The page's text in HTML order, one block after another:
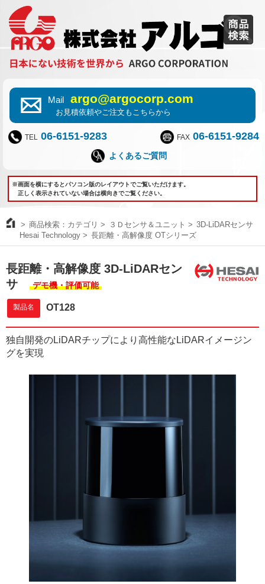
Mail argo@argocorp.com
お見積依頼やご注文もこちらから
TEL 06-6151-9283 FAX 06-6151-9284
よくあるご質問
※画面を横にするとパソコン版のレイアウトでご覧いただけます。
正しく表示されていない場合は横向きでご覧ください。
商品検索：カテゴリ ３Ｄセンサ＆ユニット
3D-LiDARセンサ
Hesai Technology
長距離・高解像度 OTシリーズ
長距離・高解像度 3D-LiDARセン
サ
デモ機・評価可能
製品名 OT128
独自開発のLiDARチップにより高性能なLiDARイメージン
グを実現